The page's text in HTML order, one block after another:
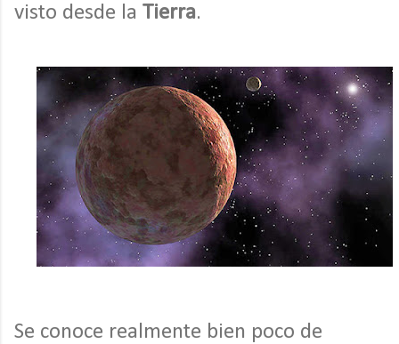
visto desde la Tierra.
Se conoce realmente bien poco de